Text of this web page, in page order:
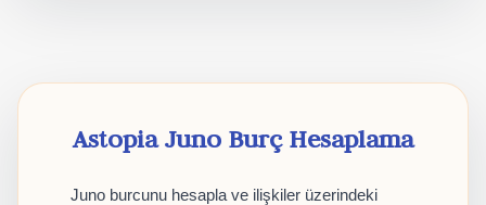
Astopia Juno Burç Hesaplama
Juno burcunu hesapla ve ilişkiler üzerindeki